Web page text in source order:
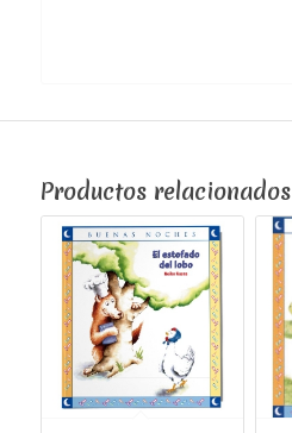
Productos relacionados